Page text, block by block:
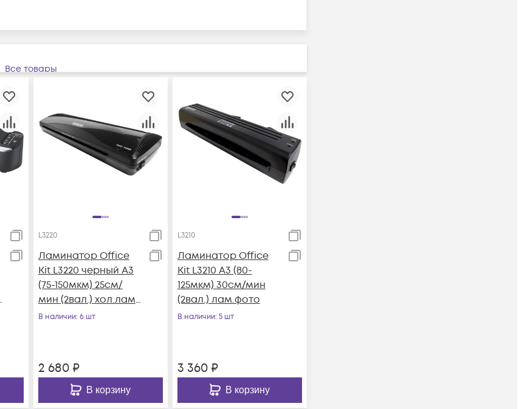
Все товары
L3220
Ламинатор Office
Kit L3220 черный A3
(75-150мкм) 25см/
мин (2вал.) хол.лам.
лам.фото
В наличии: 6 шт
2 680₽
В корзину
L3210
Ламинатор Office
Kit L3210 A3 (80-
125мкм) 30см/мин
(2вал.) лам.фото
В наличии: 5 шт
3 360₽
В корзину